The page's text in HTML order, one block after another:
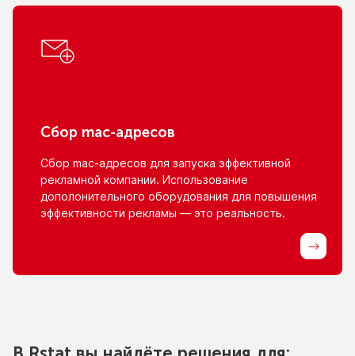
Сбор mac-адресов
Сбор mac-адресов для запуска эффективной
рекламной компании. Использование
дополонительного оборудования для повышения
эффективности рекламы — это реальность.